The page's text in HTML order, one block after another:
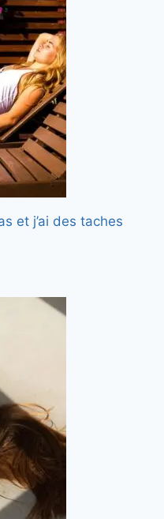
et j’ai des taches